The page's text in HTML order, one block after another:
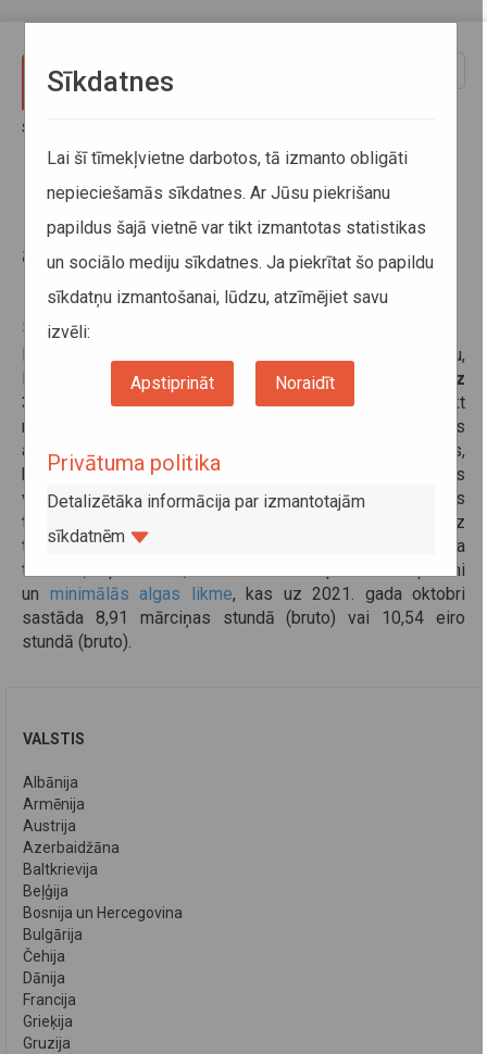
Sākums
Kravas kabotāžas
autopārvadājumu veikšanas
iespēja Lielbritānijā
29. oktobris 2021
Lai risinātu kravas automašīnu nepietiekamības problēmu,
Lielbritānija ir pieņēmusi lēmumu, kano 28.10.2021. līdz
30.04.2022.ārvalstu autopārvadātāji varēs veikt
neierobežota apjoma visa veida kravu kabotāžas
autopārvadājumus
14 dienu periodā,
skaitot no dienas,
kad Lielbritānijas teritorijā iebraukts ar kravu. Kabotāžas
veikšanas nosacījumi netiek attiecināti uz Ziemeļīrijas
teritoriju.
Veicot kabotāžas pārvadājumus, uz
transportlīdzekļa vadītāju attiecas Lielbritānijas darba
tiesības, piemēram, darba un atpūtas laikposmi
un minimālās algas likme, kas uz 2021. gada oktobri
sastāda 8,91 mārciņas stundā (bruto) vai 10,54 eiro
stundā (bruto).
VALSTIS
Albānija
Armēnija
Austrija
Azerbaidžāna
Baltkrievija
Beļģija
Bosnija un Hercegovina
Bulgārija
Čehija
Dānija
Francija
Grieķija
Gruzija
Sīkdatnes
Lai šī tīmekļvietne darbotos, tā izmanto obligāti
nepieciešamās sīkdatnes. Ar Jūsu piekrišanu
papildus šajā vietnē var tikt izmantotas statistikas
un sociālo mediju sīkdatnes. Ja piekrītat šo papildu
sīkdatņu izmantošanai, lūdzu, atzīmējiet savu
izvēli:
Apstiprināt Noraidīt
Privātuma politika
Detalizētāka informācija par izmantotajām
sīkdatnēm